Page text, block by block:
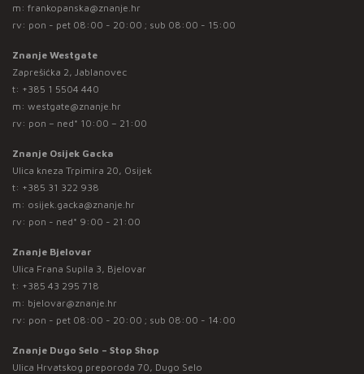
m: frankopanska@znanje.hr
rv: pon - pet 08:00 - 20:00 ; sub 08:00 - 15:00
Znanje Westgate
Zaprešićka 2, Jablanovec
t: +385 1 5504 440
m: westgate@znanje.hr
rv: pon – ned* 10:00 – 21:00
Znanje Osijek Gacka
Ulica kneza Trpimira 20, Osijek
t: +385 31 322 938
m: osijek.gacka@znanje.hr
rv: pon - ned* 9:00 - 21:00
Znanje Bjelovar
Ulica Frana Supila 3, Bjelovar
t: +385 43 295 718
m: bjelovar@znanje.hr
rv: pon - pet 08:00 - 20:00 ; sub 08:00 - 14:00
Znanje Dugo Selo – Stop Shop
Ulica Hrvatskog preporoda 70, Dugo Selo